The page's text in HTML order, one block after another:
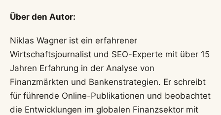
Über den Autor:
Niklas Wagner ist ein erfahrener
Wirtschaftsjournalist und SEO-Experte mit über 15
Jahren Erfahrung in der Analyse von
Finanzmärkten und Bankenstrategien. Er schreibt
für führende Online-Publikationen und beobachtet
die Entwicklungen im globalen Finanzsektor mit